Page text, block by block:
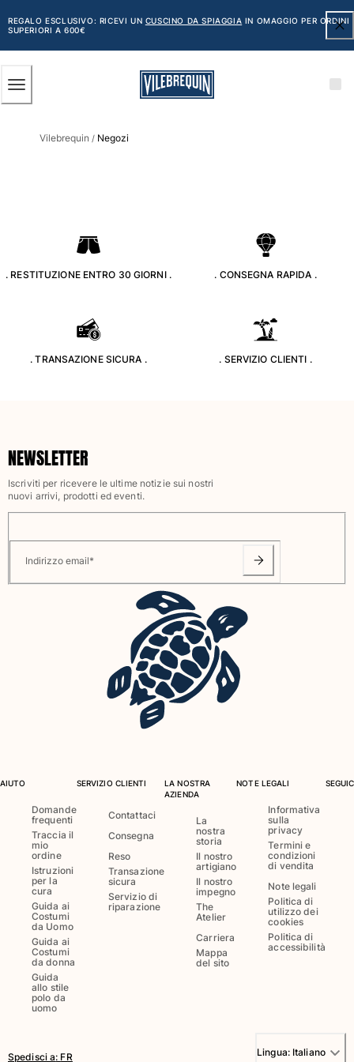
AL
CONTENUTO
PRINCIPALE
REGALO ESCLUSIVO: RICEVI UN CUSCINO DA SPIAGGIA IN OMAGGIO PER ORDINI
SUPERIORI A 600€
Vedi tutti i Uomo
Classico stretch
Ricamati Edizione Numerata
Classico lungo
Rash guard
Camicie
Bermuda
Pantaloni
Maglieria
Vedi tutti i Abbigliamento
Taglie forti
Vedi tutti i Taglie forti
Costumi da bagno
Bikinis
Tops
Rashguards
Vedi tutti i Costumi da bagno
Abbigliamento
Abiti
Vilebrequin / Negozi
. RESTITUZIONE ENTRO 30 GIORNI . . CONSEGNA RAPIDA .
. TRANSAZIONE SICURA . . SERVIZIO CLIENTI .
NEWSLETTER
Iscriviti per ricevere le ultime notizie sui nostri
nuovi arrivi, prodotti ed eventi.
Indirizzo email*
AIUTO
Domande
frequenti
Traccia il
mio
ordine
Istruzioni
per la
cura
Guida ai
Costumi
da Uomo
Guida ai
Costumi
da donna
Guida
allo stile
polo da
uomo
SERVIZIO CLIENTI
Contattaci
Consegna
Reso
Transazione
sicura
Servizio di
riparazione
LA NOSTRA
AZIENDA
La
nostra
storia
Il nostro
artigiano
Il nostro
impegno
The
Atelier
Carriera
Mappa
del sito
NOTE LEGALI
Informativa
sulla
privacy
Termini e
condizioni
di vendita
Note legali
Politica di
utilizzo dei
cookies
Politica di
accessibilità
Spedisci a: FR Lingua: Italiano